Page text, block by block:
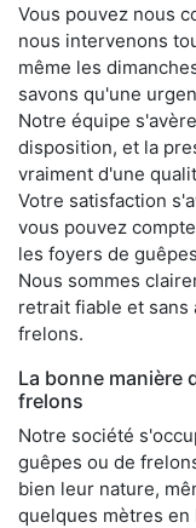
Vous pouvez nous
nous intervenons
même les
savons qu'une
Notre équipe
disposition, et la
vraiment d'une
Votre satisfaction
vous pouvez
les foyers de
Nous sommes
retrait fiable et sans
frelons.
La bonne manière
frelons
Notre société
guêpes ou de
bien leur nature,
quelques mètres en